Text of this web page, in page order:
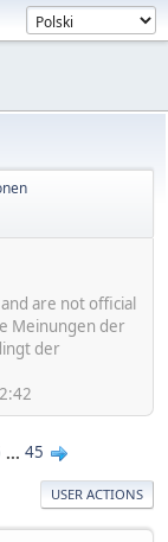
are not official
Meinungen der
der
... 45
USER ACTIONS